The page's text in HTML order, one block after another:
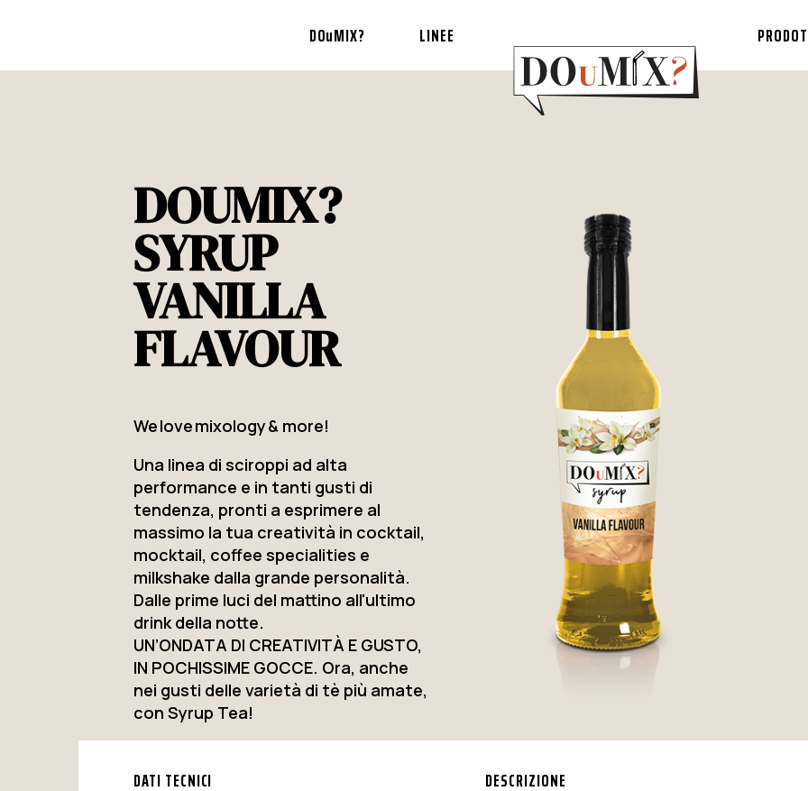
DOuMIX? LINEE
DOUMIX?
SYRUP
VANILLA
FLAVOUR
We love mixology & more!
Una linea di sciroppi ad alta
performance e in tanti gusti di
tendenza, pronti a esprimere al
massimo la tua creatività in cocktail,
mocktail, coffee specialities e
milkshake dalla grande personalità.
Dalle prime luci del mattino all'ultimo
drink della notte.
UN’ONDATA DI CREATIVITÀ E GUSTO,
IN POCHISSIME GOCCE. Ora, anche
nei gusti delle varietà di tè più amate,
con Syrup Tea!
DATI TECNICI DESCRIZIONE